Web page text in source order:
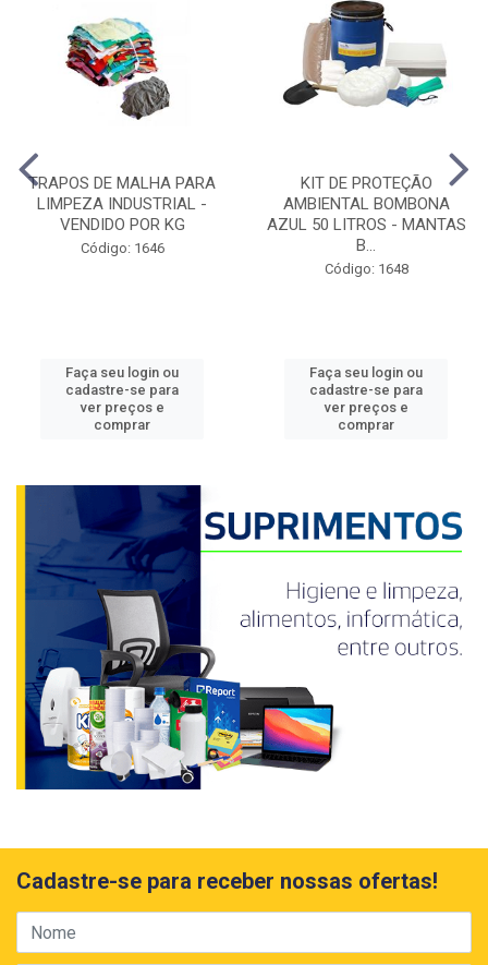
TRAPOS DE MALHA PARA
LIMPEZA INDUSTRIAL -
VENDIDO POR KG
Código: 1646
Faça seu login ou
cadastre-se para
ver preços e
comprar
KIT DE PROTEÇÃO
AMBIENTAL BOMBONA
AZUL 50 LITROS - MANTAS
B...
Código: 1648
Faça seu login ou
cadastre-se para
ver preços e
comprar
Cadastre-se para receber nossas ofertas!